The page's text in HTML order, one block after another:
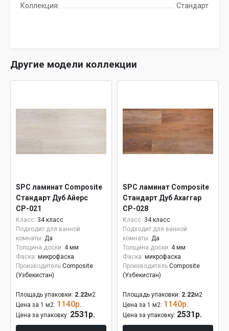
Коллекция:
Стандарт
Другие модели коллекции
SPC ламинат Composite
Стандарт Дуб Айерс
СР-021
Класс: 34 класс
Подходит для ванной
комнаты: Да
Толщина доски: 4 мм
Фаска: микрофаска
Производитель Composite
(Узбекистан)
Площадь упаковки: 2.22м2
Цена за 1 м2: 1140р.
Цена за упаковку: 2531р.
SPC ламинат Composite
Стандарт Дуб Ахаггар
СР-028
Класс: 34 класс
Подходит для ванной
комнаты: Да
Толщина доски: 4 мм
Фаска: микрофаска
Производитель Composite
(Узбекистан)
Площадь упаковки: 2.22м2
Цена за 1 м2: 1140р.
Цена за упаковку: 2531р.